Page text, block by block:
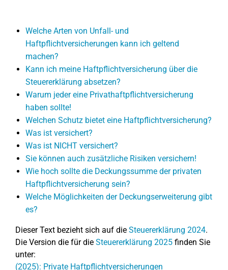
Welche Arten von Unfall- und
Haftpflichtversicherungen kann ich geltend
machen?
Kann ich meine Haftpflichtversicherung über die
Steuererklärung absetzen?
Warum jeder eine Privathaftpflichtversicherung
haben sollte!
Welchen Schutz bietet eine Haftpflichtversicherung?
Was ist versichert?
Was ist NICHT versichert?
Sie können auch zusätzliche Risiken versichern!
Wie hoch sollte die Deckungssumme der privaten
Haftpflichtversicherung sein?
Welche Möglichkeiten der Deckungserweiterung gibt
es?
Dieser Text bezieht sich auf die Steuererklärung 2024.
Die Version die für die Steuererklärung 2025 finden Sie
unter:
(2025): Private Haftpflichtversicherungen